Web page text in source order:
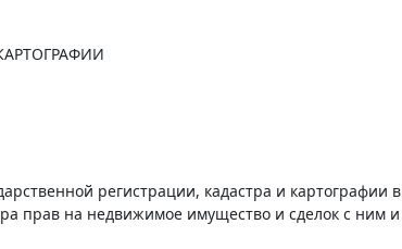
регистрации, кадастра и картографии в
прав на недвижимое имущество и сделок с ним и